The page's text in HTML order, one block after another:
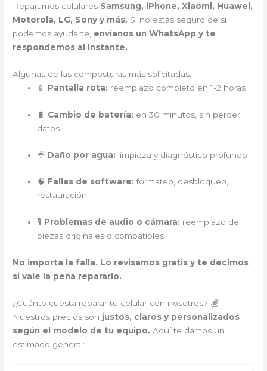
Reparamos celulares Samsung, iPhone, Xiaomi, Huawei,
Motorola, LG, Sony y más. Si no estás seguro de si
podemos ayudarte, envíanos un WhatsApp y te
respondemos al instante.
Algunas de las composturas más solicitadas:
📱 Pantalla rota: reemplazo completo en 1-2 horas
🔋 Cambio de batería: en 30 minutos, sin perder
datos
☔ Daño por agua: limpieza y diagnóstico profundo
🧠 Fallas de software: formateo, desbloqueo,
restauración
🎙️ Problemas de audio o cámara: reemplazo de
piezas originales o compatibles
No importa la falla. Lo revisamos gratis y te decimos
si vale la pena repararlo.
¿Cuánto cuesta reparar tu celular con nosotros? 💰
Nuestros precios son justos, claros y personalizados
según el modelo de tu equipo. Aquí te damos un
estimado general: